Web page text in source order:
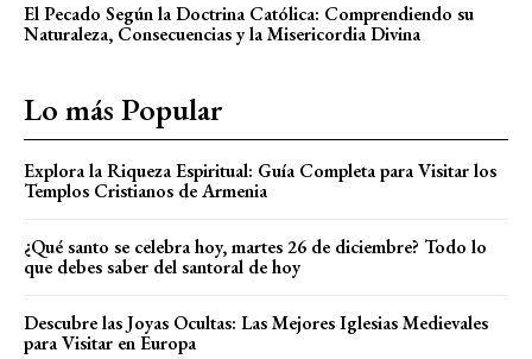
El Pecado Según la Doctrina Católica: Comprendiendo su
Naturaleza, Consecuencias y la Misericordia Divina
Lo más Popular
Explora la Riqueza Espiritual: Guía Completa para Visitar los
Templos Cristianos de Armenia
¿Qué santo se celebra hoy, martes 26 de diciembre? Todo lo
que debes saber del santoral de hoy
Descubre las Joyas Ocultas: Las Mejores Iglesias Medievales
para Visitar en Europa